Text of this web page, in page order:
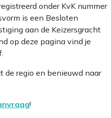
onder KvK nummer
is een Besloten
aan de Keizersgracht
op deze pagina vind je
de regio en benieuwd naar
!